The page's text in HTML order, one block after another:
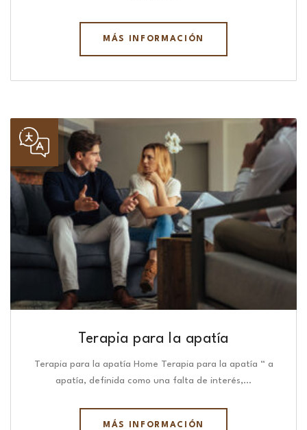
MÁS INFORMACIÓN
Terapia para la apatía
Terapia para la apatía Home Terapia para la apatía “ a
apatía, definida como una falta de interés,…
MÁS INFORMACIÓN